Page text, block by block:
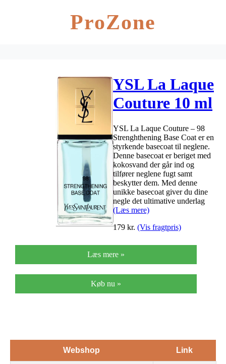
ProZone
YSL La Laque
Couture 10 ml
– 98
Strenghthening
Base Coat
YSL La Laque Couture – 98
Strenghthening Base Coat er en
styrkende basecoat til neglene.
Denne basecoat er beriget med
kokosvand der går ind og
tilfører neglene fugt samt
beskytter dem. Med denne
unikke basecoat giver du dine
negle det ultimative underlag
(Læs mere)
179 kr. (Vis fragtpris)
Læs mere »
Køb nu »
Webshop Link